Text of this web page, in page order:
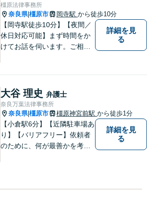
橿原法律事務所
奈良県|橿原市 岡寺駅 から徒歩10分
【岡寺駅徒歩10分】【夜間／
休日対応可能】まず時間をか
けてお話を伺います。ご相談
護士】地域密着型のアットホ
ームなリーガルサービスをご
提供させていただきます。
詳細を見
る
大谷 理史 弁護士
奈良万葉法律事務所
奈良県|橿原市 橿原神宮前駅 から徒歩1分
【小倉駅6分】【近隣駐車場あ
り】【バリアフリー】依頼者
のために、何が最善かを考
決策を提案し続けます。 よろ
詳細を見
る